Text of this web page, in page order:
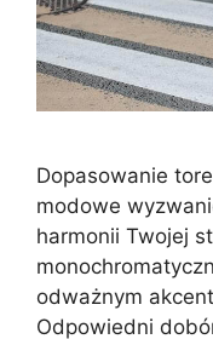
Dopasowanie
modowe
harmonii Twojej
odważnym
Odpowiedni